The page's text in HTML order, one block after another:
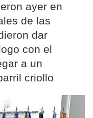
ayer en
de las
dar
con el
a un
criollo